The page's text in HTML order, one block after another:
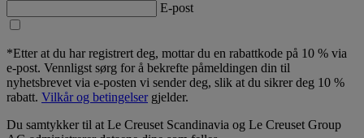
E-post
*Etter at du har registrert deg, mottar du en rabattkode på 10 % via
e-post. Vennligst sørg for å bekrefte påmeldingen din til
nyhetsbrevet via e-posten vi sender deg, slik at du sikrer deg 10 %
rabatt. Vilkår og betingelsergjelder.
Du samtykker til at Le Creuset Scandinavia og Le Creuset Group